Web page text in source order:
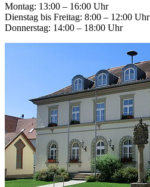
Montag: 13:00 – 16:00 Uhr
Dienstag bis Freitag: 8:00 – 12:00 Uhr
Donnerstag: 14:00 – 18:00 Uhr